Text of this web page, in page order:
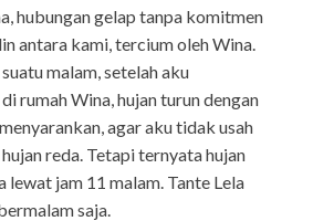
hubungan gelap tanpa komitmen
antara kami, tercium oleh Wina.
malam, setelah aku
rumah Wina, hujan turun dengan
agar aku tidak usah
reda. Tetapi ternyata hujan
jam 11 malam. Tante Lela
saja.